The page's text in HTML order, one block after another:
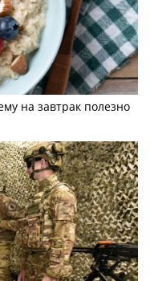
на завтрак полезно